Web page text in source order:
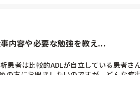
内容や必要な勉強を教え...
患者は比較的ADLが自立している患者
方にお聞きしたいのですが、どんな